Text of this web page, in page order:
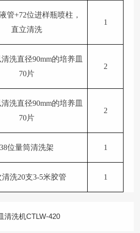
管+72位进样瓶喷柱，
直立清洗
1
洗直径90mm的培养皿
70片
2
洗直径90mm的培养皿
70片
2
38位量筒清洗架 1
清洗20支3-5米胶管 1
清洗机CTLW-420